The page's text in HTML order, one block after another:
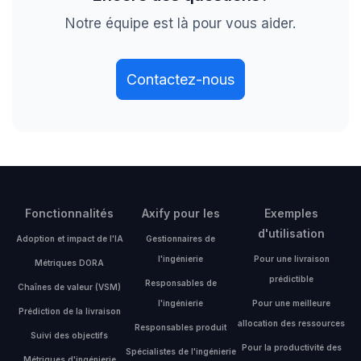
Notre équipe est là pour vous aider.
Contactez-nous
Fonctionnalités
Adoption et impact de l'IA
Métriques DORA
Chaînes de valeur (VSM)
Prédiction de la livraison
Suivi des objectifs
Axify pour les
Gestionnaires de
l'ingénierie
Responsables de
l'ingénierie
Responsables produit
Spécialistes de l'ingénierie
Exemples
d'utilisation
Pour une livraison
prédictible
Pour une meilleure
allocation des ressources
Pour la productivité des